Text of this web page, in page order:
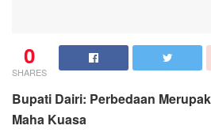
0
SHARES
Bupati Dairi: Perbedaan
Maha Kuasa